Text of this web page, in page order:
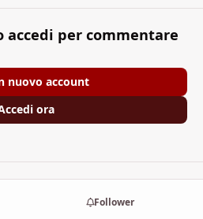
accedi per commentare
nuovo account
ora
Follower